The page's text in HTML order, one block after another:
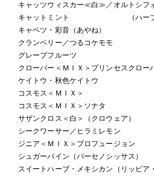
キャッツウィスカー≪白≫／オルトシフ
キャットミント （ハーブ
キャベツ・彩音（あやね）
クランベリー／つるコケモモ
グレープフルーツ
クローバー＜ＭＩＸ＞プリンセスクロー
ケイトウ・秋色ケイトウ
コスモス＜ＭＩＸ＞
コスモス＜ＭＩＸ＞ソナタ
サザンクロス＜白＞（クロウェア）
シークワーサー／ヒラミレモン
ジニア＜ＭＩＸ＞プロフュージョン
シュガーバイン（パーセノシッサス）
スイートハーブ・メキシカン（リッピア